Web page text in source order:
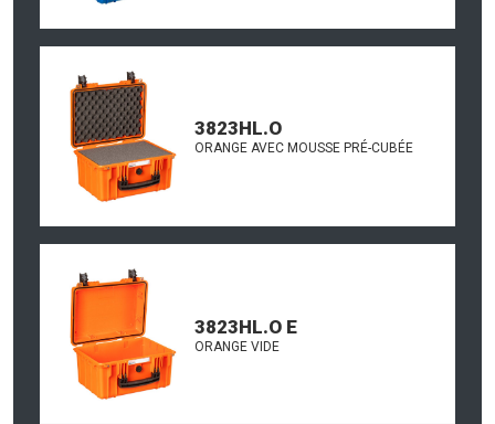
3823HL.O
ORANGE AVEC MOUSSE PRÉ-CUBÉE
3823HL.O E
ORANGE VIDE